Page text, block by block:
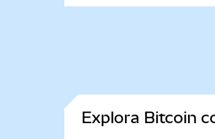
Explora Bitcoin